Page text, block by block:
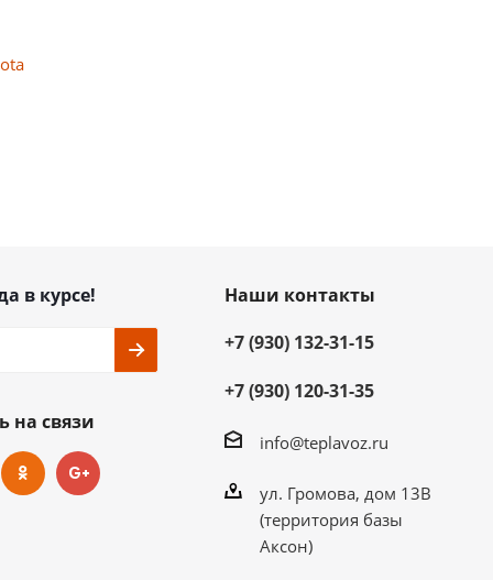
в курсе!
на связи
Наши контакты
+7 (930) 132-31-15
+7 (930) 120-31-35
info@teplavoz.ru
ул. Громова, дом 13В
(территория базы
Аксон)